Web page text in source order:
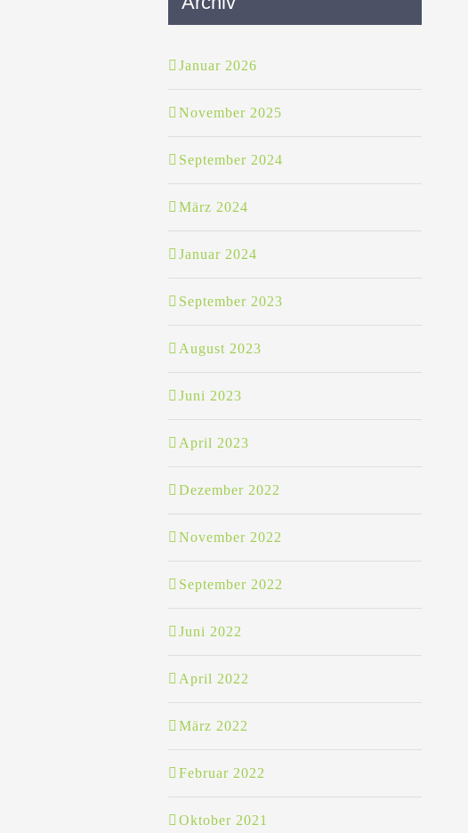
Januar 2026
November 2025
September 2024
März 2024
Januar 2024
September 2023
August 2023
Juni 2023
April 2023
Dezember 2022
November 2022
September 2022
Juni 2022
April 2022
März 2022
Februar 2022
Oktober 2021